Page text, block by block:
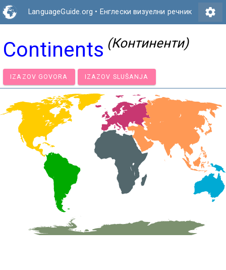
LanguageGuide.org • Енглески визуелни речник settings
Continents (Континенти)
IZAZOV GOVORA IZAZOV SLUŠANJA